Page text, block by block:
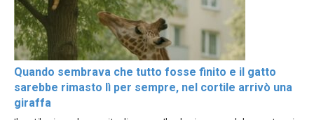
Quando sembrava che tutto fosse finito e il gatto
sarebbe rimasto lì per sempre, nel cortile arrivò una
giraffa